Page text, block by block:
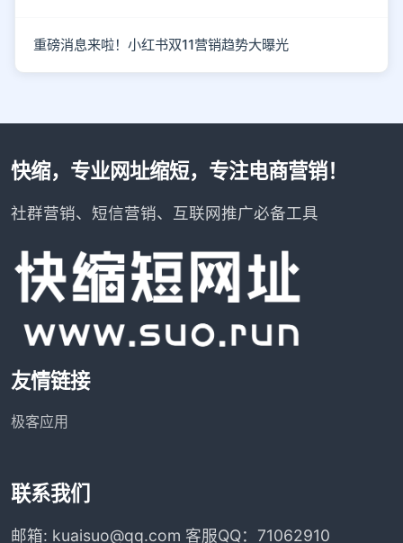
重磅消息来啦！小红书双11营销趋势大曝光
快缩，专业网址缩短，专注电商营销！
社群营销、短信营销、互联网推广必备工具
友情链接
极客应用
联系我们
邮箱: kuaisuo@qq.com 客服QQ：71062910